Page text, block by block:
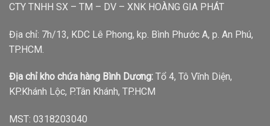
CTY TNHH SX – TM – DV – XNK HOÀNG GIA PHÁT
Địa chỉ: 7h/13, KDC Lê Phong, kp. Bình Phước A, p. An Phú,
TP.HCM.
Địa chỉ kho chứa hàng Bình Dương: Tổ 4, Tô Vĩnh Diện,
KP.Khánh Lộc, P.Tân Khánh, TP.HCM
MST: 0318203040